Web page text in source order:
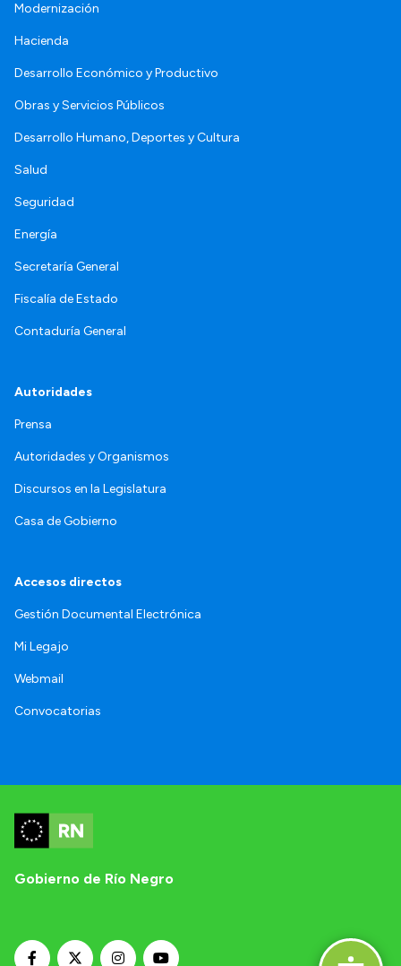
Modernización
Hacienda
Desarrollo Económico y Productivo
Obras y Servicios Públicos
Desarrollo Humano, Deportes y Cultura
Salud
Seguridad
Energía
Secretaría General
Fiscalía de Estado
Contaduría General
Autoridades
Prensa
Autoridades y Organismos
Discursos en la Legislatura
Casa de Gobierno
Accesos directos
Gestión Documental Electrónica
Mi Legajo
Webmail
Convocatorias
Gobierno de Río Negro